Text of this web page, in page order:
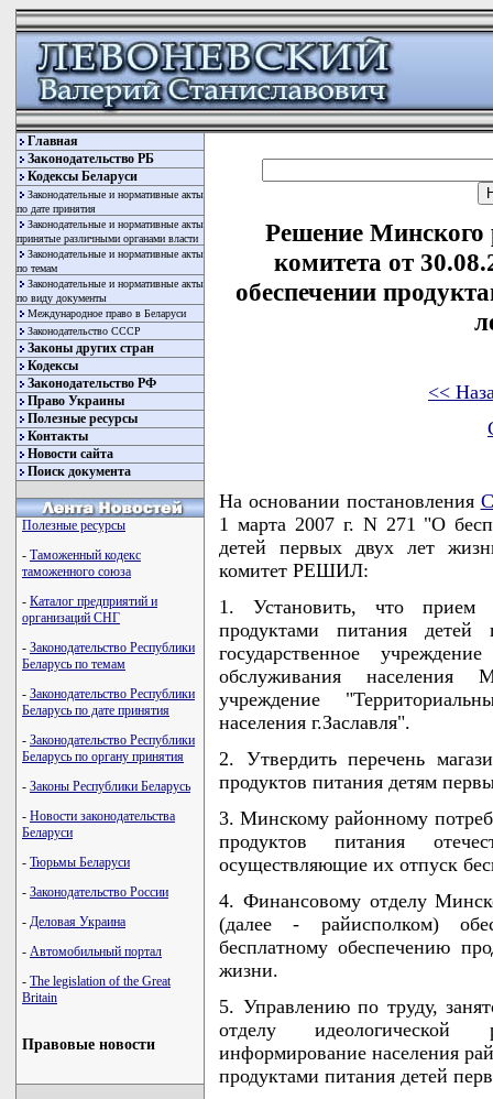
Главная
Законодательство РБ
Кодексы Беларуси
Законодательные и нормативные акты
по дате принятия
Законодательные и нормативные акты
принятые различными органами власти
Законодательные и нормативные акты
по темам
Законодательные и нормативные акты
по виду документы
Международное право в Беларуси
Законодательство СССР
Законы других стран
Кодексы
Законодательство РФ
Право Украины
Полезные ресурсы
Контакты
Новости сайта
Поиск документа
Полезные ресурсы
- Таможенный кодекс
таможенного союза
- Каталог предприятий и
организаций СНГ
- Законодательство Республики
Беларусь по темам
- Законодательство Республики
Беларусь по дате принятия
- Законодательство Республики
Беларусь по органу принятия
- Законы Республики Беларусь
- Новости законодательства
Беларуси
- Тюрьмы Беларуси
- Законодательство России
- Деловая Украина
- Автомобильный портал
- The legislation of the Great
Britain
Правовые новости
Решение Минского
комитета от
обеспечении
<<
На основании постановления
1 марта 2007 г. N 271 "О
детей первых двух лет
комитет РЕШИЛ:
1. Установить, что прием
продуктами питания
государственное
обслуживания населения
учреждение
населения г.Заславля".
2. Утвердить перечень
продуктов питания детям
3. Минскому районному
продуктов питания
осуществляющие их отпуск
4. Финансовому отделу
(далее - райисполком)
бесплатному обеспечению
жизни.
5. Управлению по труду,
отделу идеологической
информирование населения
продуктами питания детей